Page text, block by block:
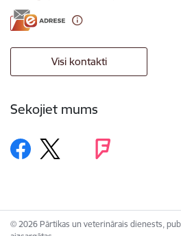
Visi kontakti
Sekojiet mums
© 2026 Pārtikas un veterinārais dienests,